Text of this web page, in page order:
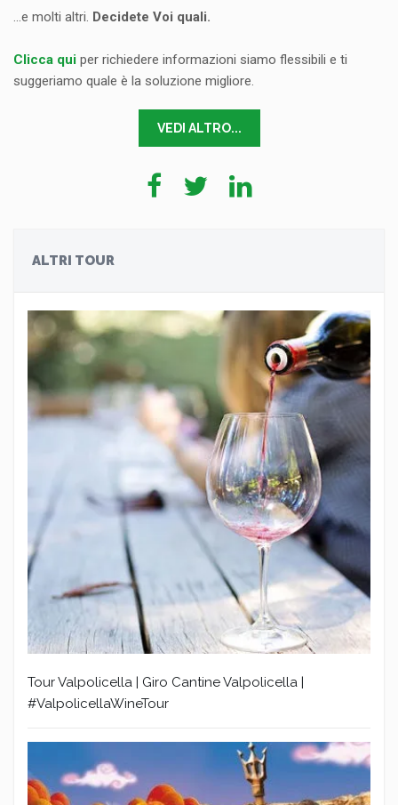
...e molti altri. Decidete Voi quali.
Clicca qui per richiedere informazioni siamo flessibili e ti
suggeriamo quale è la soluzione migliore.
VEDI ALTRO...
ALTRI TOUR
Tour Valpolicella | Giro Cantine Valpolicella |
#ValpolicellaWineTour